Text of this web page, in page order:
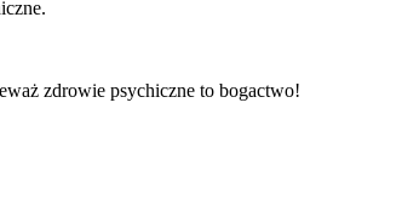
zdrowie psychiczne to bogactwo!